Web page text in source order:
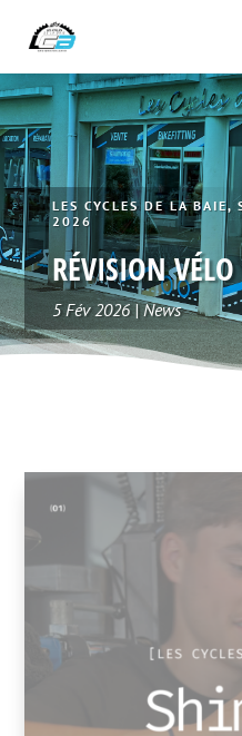
LES CYCLES DE LA BAIE,
2026
RÉVISION
5 Fév 2026|News